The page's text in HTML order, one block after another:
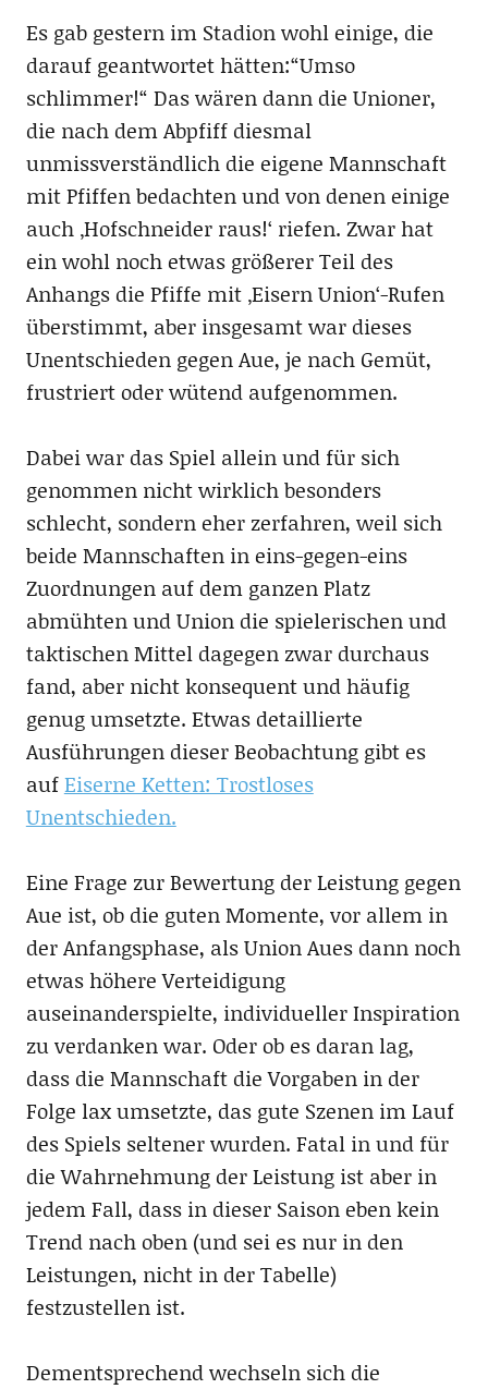
Es gab gestern im Stadion wohl einige, die
darauf geantwortet hätten:“Umso
schlimmer!“ Das wären dann die Unioner,
die nach dem Abpfiff diesmal
unmissverständlich die eigene Mannschaft
mit Pfiffen bedachten und von denen einige
auch ‚Hofschneider raus!‘ riefen. Zwar hat
ein wohl noch etwas größerer Teil des
Anhangs die Pfiffe mit ‚Eisern Union‘-Rufen
überstimmt, aber insgesamt war dieses
Unentschieden gegen Aue, je nach Gemüt,
frustriert oder wütend aufgenommen.
Dabei war das Spiel allein und für sich
genommen nicht wirklich besonders
schlecht, sondern eher zerfahren, weil sich
beide Mannschaften in eins-gegen-eins
Zuordnungen auf dem ganzen Platz
abmühten und Union die spielerischen und
taktischen Mittel dagegen zwar durchaus
fand, aber nicht konsequent und häufig
genug umsetzte. Etwas detaillierte
Ausführungen dieser Beobachtung gibt es
aufEiserne Ketten: Trostloses
Unentschieden.
Eine Frage zur Bewertung der Leistung gegen
Aue ist, ob die guten Momente, vor allem in
der Anfangsphase, als Union Aues dann noch
etwas höhere Verteidigung
auseinanderspielte, individueller Inspiration
zu verdanken war. Oder ob es daran lag,
dass die Mannschaft die Vorgaben in der
Folge lax umsetzte, das gute Szenen im Lauf
des Spiels seltener wurden. Fatal in und für
die Wahrnehmung der Leistung ist aber in
jedem Fall, dass in dieser Saison eben kein
Trend nach oben (und sei es nur in den
Leistungen, nicht in der Tabelle)
festzustellen ist.
Dementsprechend wechseln sich die